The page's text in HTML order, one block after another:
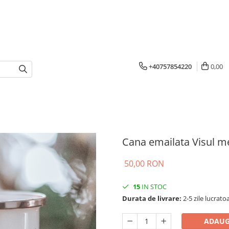
+40757854220 0,00
Cana emailata Visul
50,00 RON
15 IN STOC
Durata de livrare: 2-5 zile